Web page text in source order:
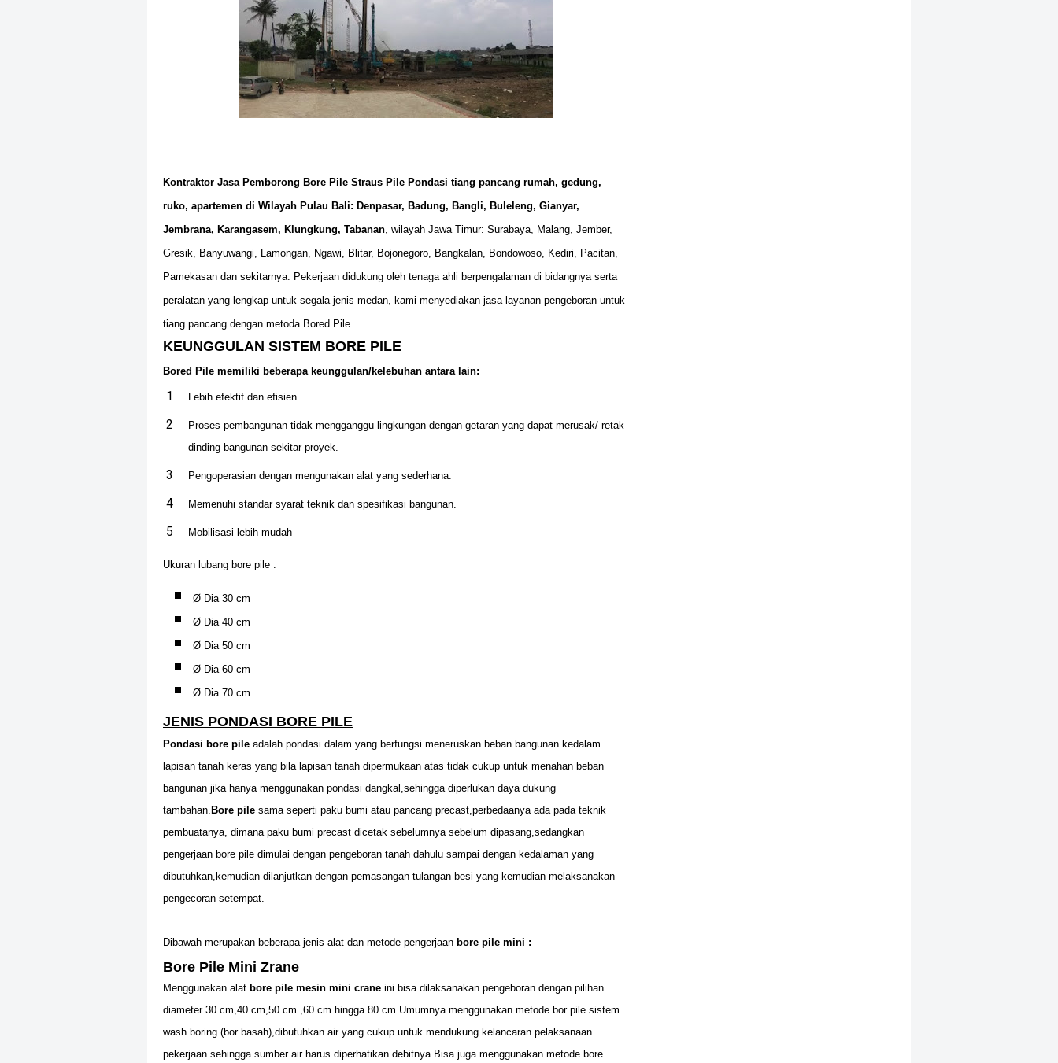
Kontraktor Jasa Pemborong Bore Pile Straus Pile Pondasi tiang pancang rumah, gedung,
ruko, apartemen di Wilayah Pulau Bali: Denpasar, Badung, Bangli, Buleleng, Gianyar,
Jembrana, Karangasem, Klungkung, Tabanan, wilayah Jawa Timur: Surabaya, Malang, Jember,
Gresik, Banyuwangi, Lamongan, Ngawi, Blitar, Bojonegoro, Bangkalan, Bondowoso, Kediri, Pacitan,
Pamekasan dan sekitarnya. Pekerjaan didukung oleh tenaga ahli berpengalaman di bidangnya serta
peralatan yang lengkap untuk segala jenis medan, kami menyediakan jasa layanan pengeboran untuk
tiang pancang dengan metoda Bored Pile.
KEUNGGULAN SISTEM BORE PILE
Bored Pile memiliki beberapa keunggulan/kelebuhan antara lain:
Lebih efektif dan efisien
Proses pembangunan tidak mengganggu lingkungan dengan getaran yang dapat merusak/ retak
dinding bangunan sekitar proyek.
Pengoperasian dengan mengunakan alat yang sederhana.
Memenuhi standar syarat teknik dan spesifikasi bangunan.
Mobilisasi lebih mudah
Ukuran lubang bore pile :
Ø Dia 30 cm
Ø Dia 40 cm
Ø Dia 50 cm
Ø Dia 60 cm
Ø Dia 70 cm
JENIS PONDASI BORE PILE
Pondasi bore pile adalah pondasi dalam yang berfungsi meneruskan beban bangunan kedalam
lapisan tanah keras yang bila lapisan tanah dipermukaan atas tidak cukup untuk menahan beban
bangunan jika hanya menggunakan pondasi dangkal,sehingga diperlukan daya dukung
tambahan. Bore pile sama seperti paku bumi atau pancang precast,perbedaanya ada pada teknik
pembuatanya, dimana paku bumi precast dicetak sebelumnya sebelum dipasang,sedangkan
pengerjaan bore pile dimulai dengan pengeboran tanah dahulu sampai dengan kedalaman yang
dibutuhkan,kemudian dilanjutkan dengan pemasangan tulangan besi yang kemudian melaksanakan
pengecoran setempat.
Dibawah merupakan beberapa jenis alat dan metode pengerjaan bore pile mini :
Bore Pile Mini Zrane
Menggunakan alat bore pile mesin mini crane ini bisa dilaksanakan pengeboran dengan pilihan
diameter 30 cm,40 cm,50 cm ,60 cm hingga 80 cm.Umumnya menggunakan metode bor pile sistem
wash boring (bor basah),dibutuhkan air yang cukup untuk mendukung kelancaran pelaksanaan
pekerjaan sehingga sumber air harus diperhatikan debitnya.Bisa juga menggunakan metode bore